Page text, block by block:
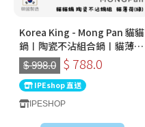
Korea King - Mong Pan 貓貓
鍋〡陶瓷不沾組合鍋〡貓薄荷
(綠)
$ 998.0 $ 788.0
IPEshop 直送
IPESHOP